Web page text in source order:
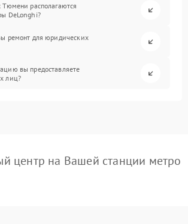
располагаются
DeLonghi?
ремонт для юридических
вы предоставляете
лиц?
центр на Вашей станции метро